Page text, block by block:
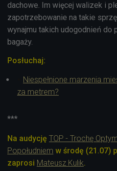
dachowe. Im więcej walizek i
zapotrzebowanie na takie
wynajmu takich udogodnień do
bagaży.
Posłuchaj:
Niespełnione marzenia
za metrem?
***
Na audycję TOP - Trochę
Popołudniem w środę (21.07)
zaprosi Mateusz Kulik.